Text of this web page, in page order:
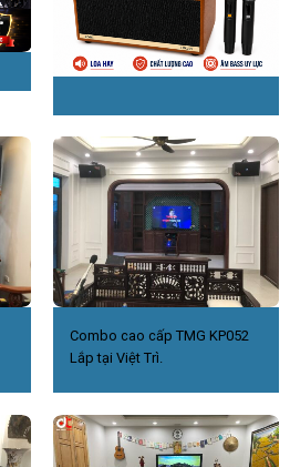
Combo cao cấp TMG KP052
Lắp tại Việt Trì.